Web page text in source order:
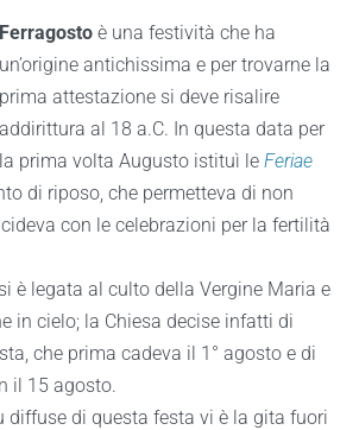
Ferragosto è una festività che ha
un’origine antichissima e per trovarne la
prima attestazione si deve risalire
addirittura al 18 a.C. In questa data per
la prima volta Augusto istituì le Feriae
di riposo, che permetteva di non
con le celebrazioni per la fertilità
è legata al culto della Vergine Maria e
in cielo; la Chiesa decise infatti di
che prima cadeva il 1° agosto e di
il 15 agosto.
diffuse di questa festa vi è la gita fuori